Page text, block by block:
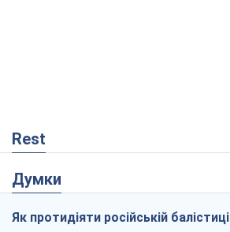
Rest
Думки
Як протидіяти російській балістиці